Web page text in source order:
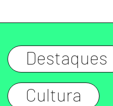
Destaques
Cultura